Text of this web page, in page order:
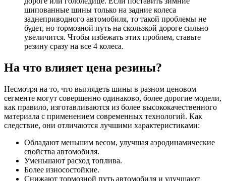
шипованные шины только на задние колеса
заднеприводного автомобиля, то такой проблемы не
будет, но тормозной путь на скользкой дороге сильно
увеличится. Чтобы избежать этих проблем, ставьте
резину сразу на все 4 колеса.
На что влияет цена резины?
Несмотря на то, что выглядеть шины в разном ценовом
сегменте могут совершенно одинаково, более дорогие модели,
как правило, изготавливаются из более высококачественного
материала с применением современных технологий. Как
следствие, они отличаются лучшими характеристиками:
Обладают меньшим весом, улучшая аэродинамические
свойства автомобиля.
Уменьшают расход топлива.
Более износостойкие.
Снижают тормозной путь автомобиля и улучшают